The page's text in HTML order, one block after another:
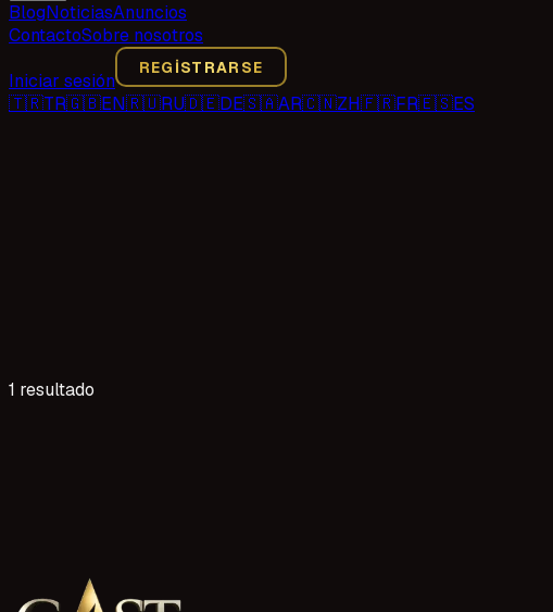
BlogNoticiasAnuncios
ContactoSobre nosotros
Iniciar sesión
REGISTRARSE
🇹🇷TR🇬🇧EN🇷🇺RU🇩🇪DE🇸🇦AR🇨🇳ZH🇫🇷FR🇪🇸ES
1 resultado
sektörde kendinize bir yer edinmek için ilk adımı bizimle